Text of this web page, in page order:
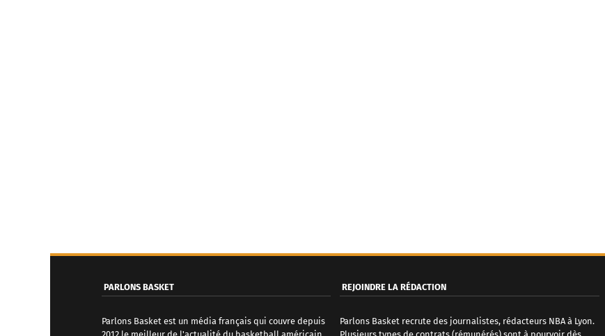
PARLONS BASKET
Parlons Basket est un média français qui couvre depuis
REJOINDRE LA RÉDACTION
Parlons Basket recrute des journalistes, rédacteurs NBA à Lyon.